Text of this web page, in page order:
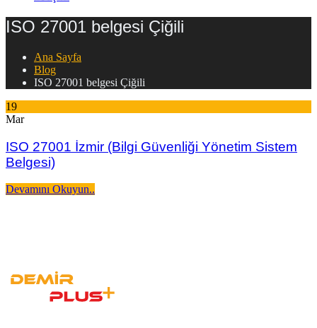
ISO 27001 belgesi Çiğili
Ana Sayfa
Blog
ISO 27001 belgesi Çiğili
19
Mar
ISO 27001 İzmir (Bilgi Güvenliği Yönetim Sistem
Belgesi)
Devamını Okuyun..